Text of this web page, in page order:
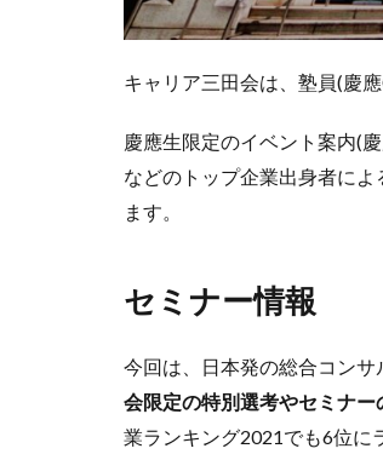
キャリア三田会は、塾員(慶
慶應生限定のイベント案内(
などのトップ企業出身者に
ます。
セミナー情報
今回は、日本発の総合コンサ
会限定の特別選考やセミナー
業ランキング2021でも6位に